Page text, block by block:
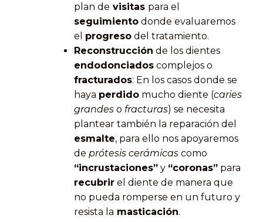
plan de visitas para el
seguimiento donde evaluaremos
el progreso del tratamiento.
Reconstrucción de los dientes
endodonciados complejos o
fracturados: En los casos donde se
haya perdido mucho diente (caries
grandes o fracturas) se necesita
plantear también la reparación del
esmalte, para ello nos apoyaremos
de prótesis cerámicas como
“incrustaciones” y “coronas” para
recubrir el diente de manera que
no pueda romperse en un futuro y
resista la masticación.